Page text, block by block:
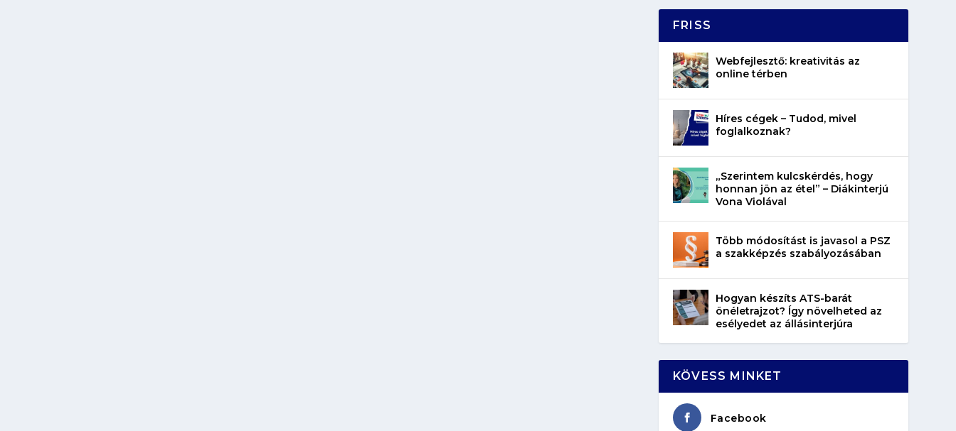
FRISS
Webfejlesztő: kreativitás az
online térben
Híres cégek – Tudod, mivel
foglalkoznak?
„Szerintem kulcskérdés, hogy
honnan jön az étel” – Diákinterjú
Vona Violával
Több módosítást is javasol a PSZ
a szakképzés szabályozásában
Hogyan készíts ATS-barát
önéletrajzot? Így növelheted az
esélyedet az állásinterjúra
KÖVESS MINKET
Facebook